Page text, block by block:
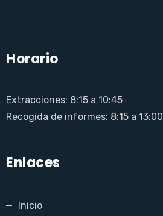
Horario
Extracciones: 8:15 a 10:45
Recogida de informes: 8:15 a 13:00
Enlaces
Inicio